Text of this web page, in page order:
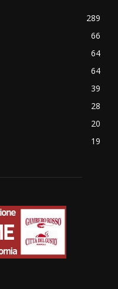
289
66
64
64
39
28
20
19